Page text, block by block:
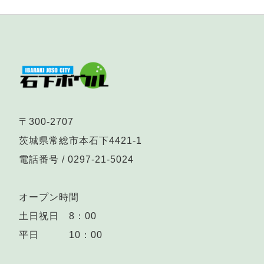
〒300-2707
茨城県常総市本石下4421-1
電話番号 / 0297-21-5024
オープン時間
土日祝日 8：00
平日 10：00